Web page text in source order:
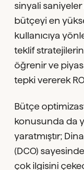
sinyali
bütçeyi en
kullanıcıya
teklif
öğrenir ve
tepki vererek
Bütçe
konusunda da
yaratmıştır;
(DCO)
çok ilgisini